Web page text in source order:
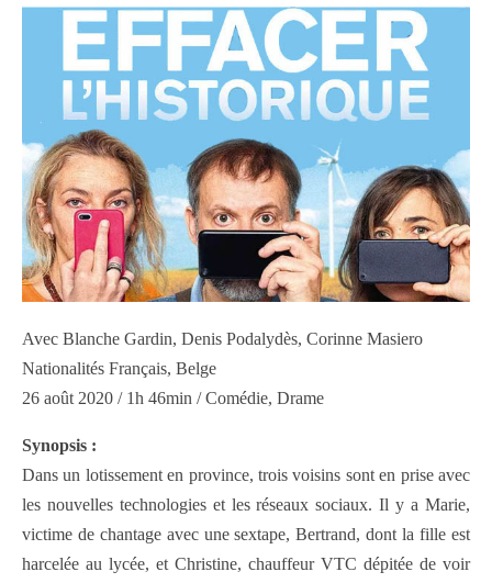
Avec Blanche Gardin, Denis Podalydès, Corinne Masiero
Nationalités Français, Belge
26 août 2020 / 1h 46min / Comédie, Drame
Synopsis :
Dans un lotissement en province, trois voisins sont en prise avec
les nouvelles technologies et les réseaux sociaux. Il y a Marie,
victime de chantage avec une sextape, Bertrand, dont la fille est
harcelée au lycée, et Christine, chauffeur VTC dépitée de voir